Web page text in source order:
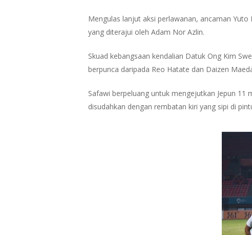
Hit enter to search or ESC to close
Mengulas lanjut aksi perlawanan, ancaman
yang diterajui oleh Adam Nor Azlin.
Skuad kebangsaan kendalian Datuk Ong Kim
berpunca daripada Reo Hatate dan Daizen
Safawi berpeluang untuk mengejutkan Jepun
disudahkan dengan rembatan kiri yang sipi di